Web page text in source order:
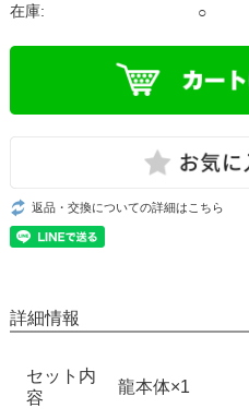
在庫: ○
返品・交換についての詳細はこちら
詳細情報
セット内
容
龍本体×1